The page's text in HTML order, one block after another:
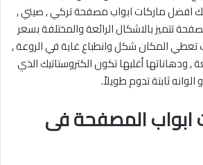
افضل ماركات ابواب مصفحة تركي , صيني ,
تتميز بالاشكال الرائعة والمختلفة بسعر
المكان شكل وانطباع غاية في الروعة ,
, ودهاناتها أغلبها تكون الكتروستاتيك الذي
ثابتة تدوم طويلاً.
المصفحة فى